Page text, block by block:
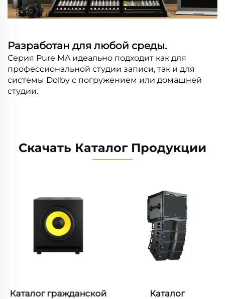
Разработан для любой среды.
Серия Pure MA идеально подходит как для
профессиональной студии записи, так и для
системы Dolby с погружением или домашней
студии.
Скачать Каталог Продукции
Каталог гражданской
Каталог